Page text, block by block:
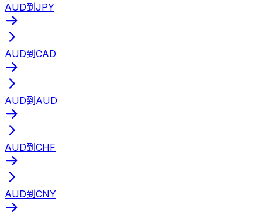
AUD到JPY
AUD到CAD
AUD到AUD
AUD到CHF
AUD到CNY